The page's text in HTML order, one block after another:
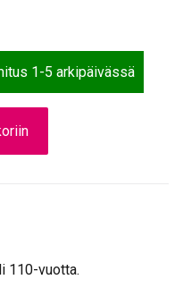
1-5 arkipäivässä
110-vuotta.